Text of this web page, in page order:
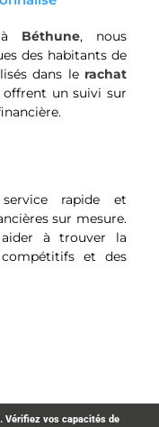
à Béthune, nous
des habitants de
dans le rachat
offrent un suivi sur
rapide et
sur mesure.
à trouver la
et des
Vérifiez vos capacités de